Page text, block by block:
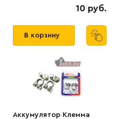
10 руб.
В корзину
Аккумулятор Клемма